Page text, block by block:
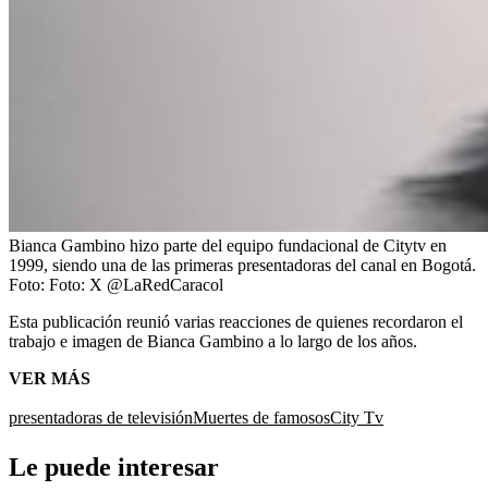
Bianca Gambino hizo parte del equipo fundacional de Citytv en
1999, siendo una de las primeras presentadoras del canal en Bogotá.
Foto: Foto: X @LaRedCaracol
Esta publicación reunió varias reacciones de quienes recordaron el
trabajo e imagen de Bianca Gambino a lo largo de los años.
VER MÁS
presentadoras de televisiónMuertes de famososCity Tv
Le puede interesar